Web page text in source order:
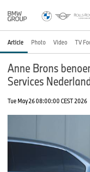
Article Photo Video TV
Anne Brons
Services
Tue May 26 08:00:00 CEST 2026